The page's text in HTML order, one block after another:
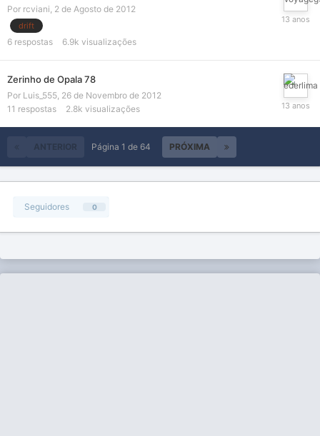
Por rcviani, 2 de Agosto de 2012
drift
6 respostas 6.9k visualizações
Zerinho de Opala 78
Por Luis_555, 26 de Novembro de 2012
11 respostas 2.8k visualizações
ANTERIOR PRÓXIMA
Página 1 de 64
Seguidores 0